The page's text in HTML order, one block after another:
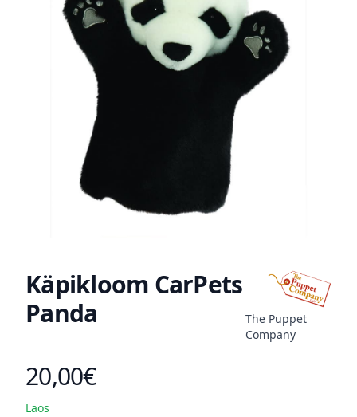
Käpikloom CarPets
Panda
The Puppet
Company
Toote hind
20,00€
Laos